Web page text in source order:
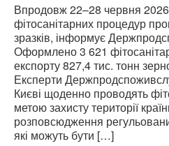
Впродовж 22–28 червня
фітосанітарних процедур
зразків, інформує
Оформлено 3 621
експорту 827,4 тис. тонн
Експерти
Києві щоденно проводять
метою захисту території
розповсюдження
які можуть бути […]